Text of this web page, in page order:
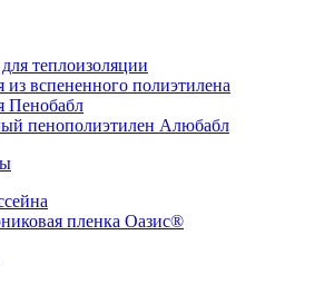
теплоизоляции
из вспененного полиэтилена
Пенобабл
пенополиэтилен Алюбабл
пленка Оазис®